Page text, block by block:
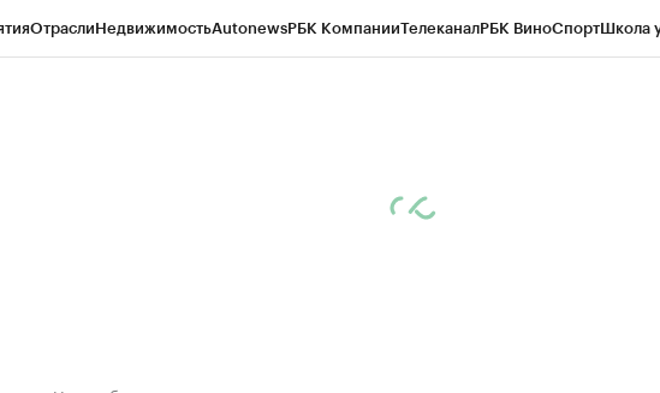
ОтраслиНедвижимостьAutonewsРБК КомпанииТелеканалРБК ВиноСпортШкола